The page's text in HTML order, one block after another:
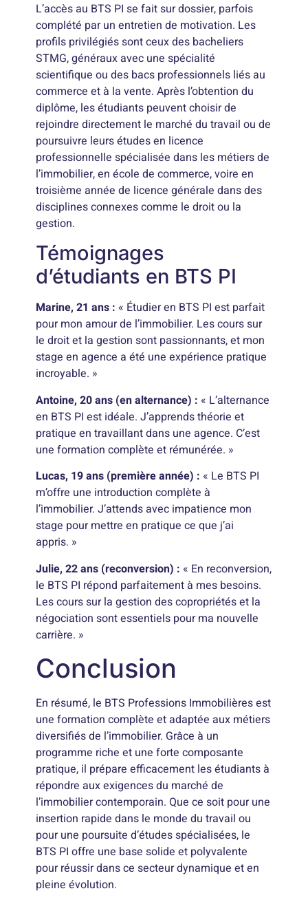
L’accès au BTS PI se fait sur dossier, parfois
complété par un entretien de motivation. Les
profils privilégiés sont ceux des bacheliers
STMG, généraux avec une spécialité
scientifique ou des bacs professionnels liés au
commerce et à la vente. Après l’obtention du
diplôme, les étudiants peuvent choisir de
rejoindre directement le marché du travail ou de
poursuivre leurs études en licence
professionnelle spécialisée dans les métiers de
l’immobilier, en école de commerce, voire en
troisième année de licence générale dans des
disciplines connexes comme le droit ou la
gestion.
Témoignages
d’étudiants en BTS PI
Marine, 21 ans : « Étudier en BTS PI est parfait
pour mon amour de l’immobilier. Les cours sur
le droit et la gestion sont passionnants, et mon
stage en agence a été une expérience pratique
incroyable. »
Antoine, 20 ans (en alternance) : « L’alternance
en BTS PI est idéale. J’apprends théorie et
pratique en travaillant dans une agence. C’est
une formation complète et rémunérée. »
Lucas, 19 ans (première année) : « Le BTS PI
m’offre une introduction complète à
l’immobilier. J’attends avec impatience mon
stage pour mettre en pratique ce que j’ai
appris. »
Julie, 22 ans (reconversion) : « En reconversion,
le BTS PI répond parfaitement à mes besoins.
Les cours sur la gestion des copropriétés et la
négociation sont essentiels pour ma nouvelle
carrière. »
Conclusion
En résumé, le BTS Professions Immobilières est
une formation complète et adaptée aux métiers
diversifiés de l’immobilier. Grâce à un
programme riche et une forte composante
pratique, il prépare efficacement les étudiants à
répondre aux exigences du marché de
l’immobilier contemporain. Que ce soit pour une
insertion rapide dans le monde du travail ou
pour une poursuite d’études spécialisées, le
BTS PI offre une base solide et polyvalente
pour réussir dans ce secteur dynamique et en
pleine évolution.